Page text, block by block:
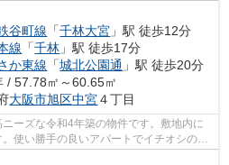
谷町線 「千林大宮 」駅 徒歩12分
線 「千林 」駅 徒歩17分
か東線 「城北公園通 」駅 徒歩20分
/ 57.78㎡～60.65㎡
大阪市旭区中宮４丁目
ーズな令和4年築の物件です。敷地内に
使い勝手の良いアパートでイチオシの物